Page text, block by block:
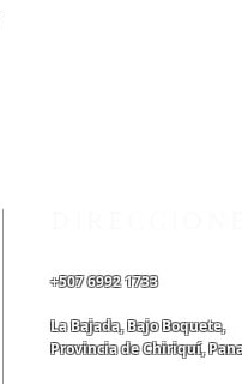
+507 6992 1733
La Bajada, Bajo Boquete,
Provincia de Chiriquí,